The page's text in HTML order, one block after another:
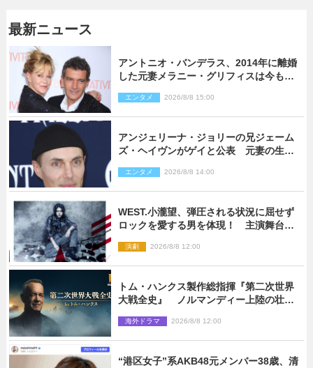
最新ニュース
アントニオ・バンデラス、2014年に離婚
した元妻メラニー・グリフィスは今も
エンタメ 2026/8/8 15:00
アンジェリーナ・ジョリーの兄ジェーム
ズ・ヘイヴンがゲイと公表 元妻の生配
エンタメ 2026/8/8 14:00
WEST.小瀧望、弾圧される状況に屈せず
ロックを愛する男を体現！ 主演舞台
演劇 2026/8/8 12:00
トム・ハンクス製作総指揮『第二次世界
大戦全史』 ノルマンディー上陸の壮絶
海外ドラマ 2026/8/8 12:00
“港区女子”系AKB48元メンバー38歳、清